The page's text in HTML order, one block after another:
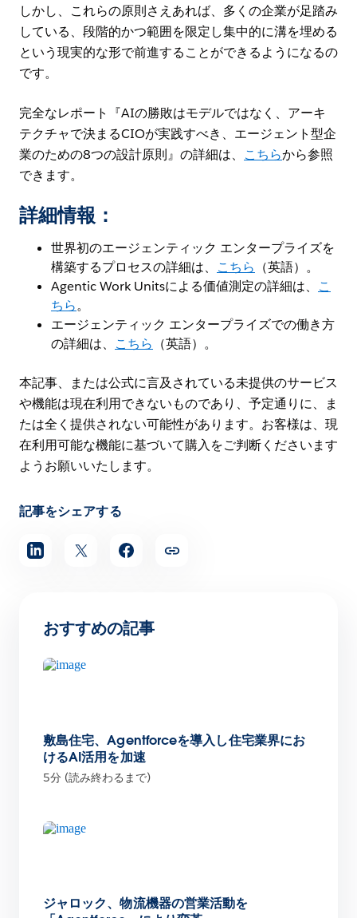
しかし、これらの原則さえあれば、多くの企業が足踏み
している、段階的かつ範囲を限定し集中的に溝を埋める
という現実的な形で前進することができるようになるの
です。
完全なレポート『AIの勝敗はモデルではなく、アーキ
テクチャで決まるCIOが実践すべき、エージェント型企
業のための8つの設計原則』の詳細は、 こちらから参照
できます。
詳細情報：
世界初のエージェンティック エンタープライズを
構築するプロセスの詳細は、 こちら （英語）。
Agentic Work Unitsによる価値測定の詳細は、 こ
ちら。
エージェンティック エンタープライズでの働き方
の詳細は、 こちら （英語）。
本記事、または公式に言及されている未提供のサービス
や機能は現在利用できないものであり、予定通りに、ま
たは全く提供されない可能性があります。お客様は、現
在利用可能な機能に基づいて購入をご判断くださいます
ようお願いいたします。
記事をシェアする
おすすめの記事
敷島住宅、Agentforceを導入し住宅業界にお
けるAI活用を加速
5分 (読み終わるまで)
ジャロック、物流機器の営業活動を